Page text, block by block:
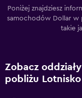
Poniżej znajdziesz
samochodów Dollar w
takie
Zobacz
pobliżu